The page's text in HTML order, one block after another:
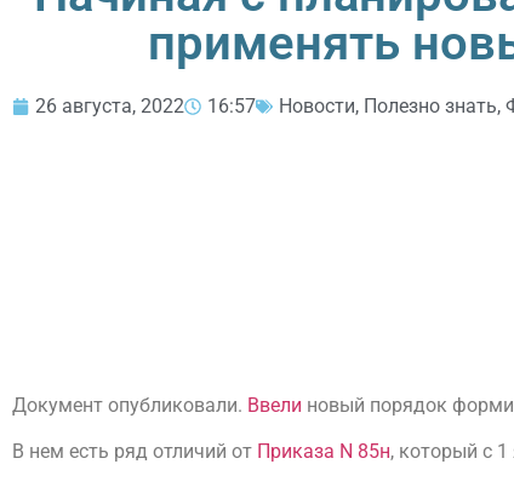
применять
26 августа, 2022 16:57 Новости, Полезно знать,
Документ опубликовали. Ввели новый порядок
В нем есть ряд отличий от Приказа N 85н, который с 1